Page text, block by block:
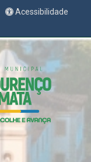
Acessibilidade